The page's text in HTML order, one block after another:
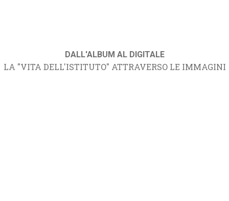
DALL'ALBUM AL DIGITALE
LA "VITA DELL'ISTITUTO" ATTRAVERSO LE IMMAGINI